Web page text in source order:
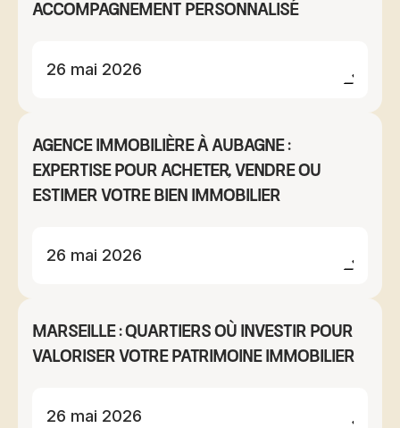
accompagnement personnalisé
26 mai 2026
Agence immobilière à Aubagne :
expertise pour acheter, vendre ou
estimer votre bien immobilier
26 mai 2026
Marseille : quartiers où investir pour
valoriser votre patrimoine immobilier
26 mai 2026